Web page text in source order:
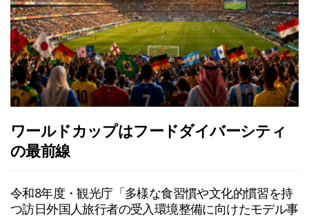
ワールドカップはフードダイバーシティ
の最前線
令和8年度・観光庁「多様な食習慣や文化的慣習を持
つ訪日外国人旅行者の受入環境整備に向けたモデル事